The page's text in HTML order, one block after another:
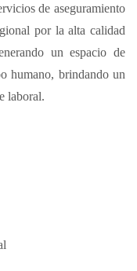
de aseguramiento
por la alta calidad
un espacio de
humano, brindando un
laboral.